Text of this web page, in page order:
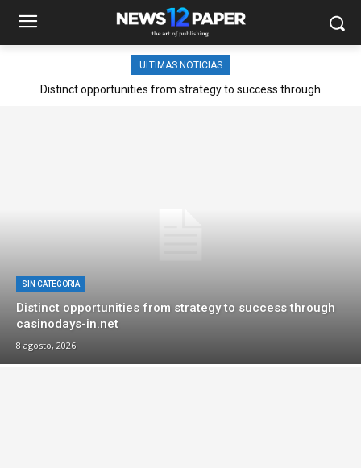
ULTIMAS NOTICIAS
Distinct opportunities from strategy to success through
SIN CATEGORIA
Distinct opportunities from strategy to success through
casinodays-in.net
8 agosto, 2026